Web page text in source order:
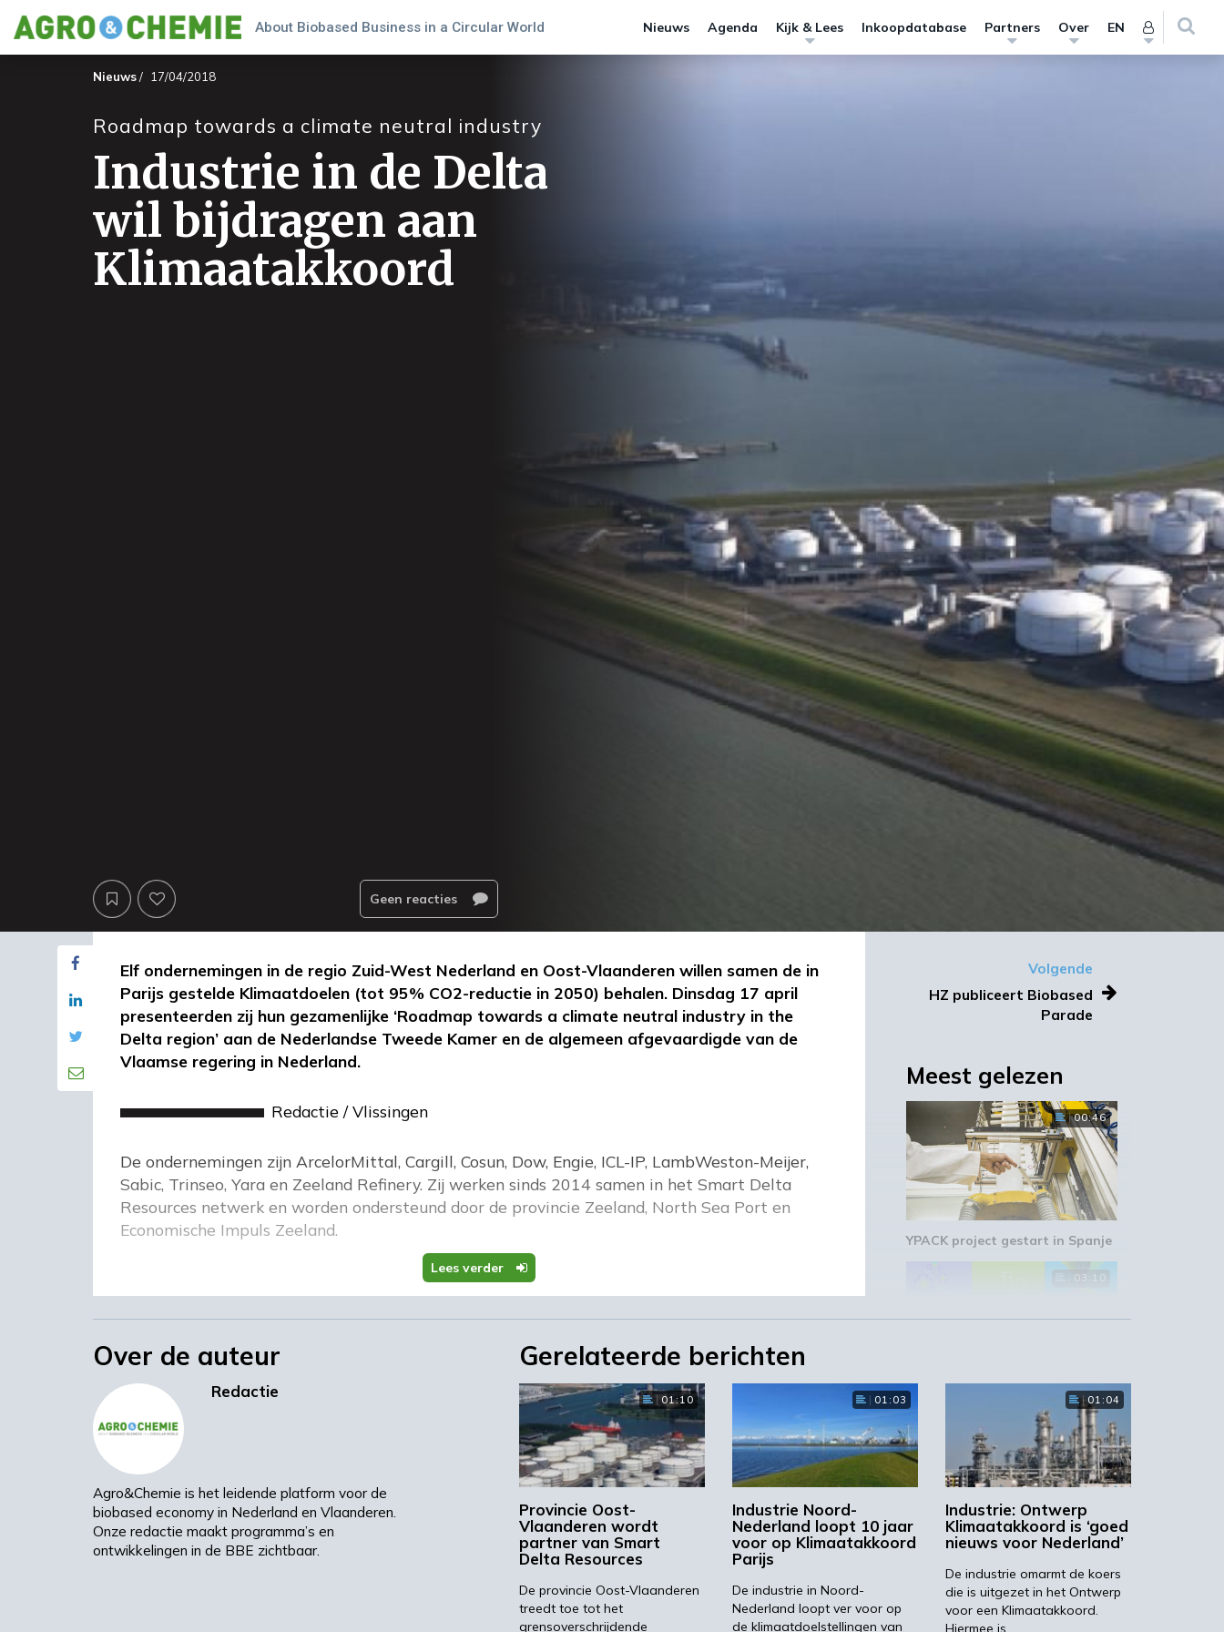
About Biobased Business in a Circular World Nieuws Agenda Kijk & Lees Inkoopdatabase Partners Over EN
Nieuws/ 17/04/2018
Roadmap towards a climate neutral industry
Industrie in de Delta
wil bijdragen aan
Klimaatakkoord
Geen reacties
Lees verder
Elf ondernemingen in de regio Zuid-West Nederland en Oost-Vlaanderen willen samen de in
Parijs gestelde Klimaatdoelen (tot 95% CO2-reductie in 2050) behalen. Dinsdag 17 april
presenteerden zij hun gezamenlijke ‘Roadmap towards a climate neutral industry in the
Delta region’ aan de Nederlandse Tweede Kamer en de algemeen afgevaardigde van de
Vlaamse regering in Nederland.
Redactie /Vlissingen
De ondernemingen zijn ArcelorMittal, Cargill, Cosun, Dow, Engie, ICL-IP, LambWeston-Meijer,
Sabic, Trinseo, Yara en Zeeland Refinery. Zij werken sinds 2014 samen in het Smart Delta
Resources netwerk en worden ondersteund door de provincie Zeeland, North Sea Port en
Economische Impuls Zeeland.
Acht projecten
Volgens de Roadmap wordt er vanuit drie prioriteiten gewerkt: elektriciteit en waterstof,
circulaire grondstoffen en CO2-opslag en gebruik. Die prioriteiten zijn vertaald in acht
projecten. Het gaat om onder meer een waterstofnetwerk voor uitwisseling van waterstof
tussen Gent en Vlissingen, een electrolyser van 100 MW om waterstof te produceren, het
aanleggen van een netwerk voor de opslag van CO2 en het project ‘steel to chemicals’ waarbij
reststromen van de staal- en chemische industrie worden omgezet in synthesegas.
Gunstige omgevingsfactoren
Deze grensoverschrijdende regio is bij uitstek geschikt om te starten met de industrie-transitie.
De bedrijven liggen relatief dicht bij elkaar. Door onderlinge samenwerking kunnen zij een
Volgende
HZ publiceert Biobased
Parade
Meest gelezen
00:46
YPACK project gestart in Spanje
03:10
‘Grote groeikansen Europese
markt voor biobased producten’
02:19
STRONGBIONET verbindt
Europese newerken bio-
economie
Over de auteur
Redactie
Agro&Chemie is het leidende platform voor de
biobased economy in Nederland en Vlaanderen.
Onze redactie maakt programma’s en
ontwikkelingen in de BBE zichtbaar.
Gerelateerde berichten
01:10
Provincie Oost-
Vlaanderen wordt
partner van Smart
Delta Resources
De provincie Oost-Vlaanderen
treedt toe tot het
grensoverschrijdende
01:03
Industrie Noord-
Nederland loopt 10 jaar
voor op Klimaatakkoord
Parijs
De industrie in Noord-
Nederland loopt ver voor op
de klimaatdoelstellingen van
01:04
Industrie: Ontwerp
Klimaatakkoord is ‘goed
nieuws voor Nederland’
De industrie omarmt de koers
die is uitgezet in het Ontwerp
voor een Klimaatakkoord.
Hiermee is…